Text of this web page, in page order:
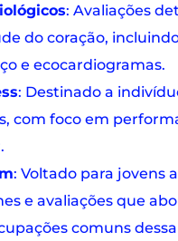
: Avaliações
do coração,
e ecocardiogramas.
: Destinado a
com foco em
: Voltado para jovens
e avaliações que
comuns